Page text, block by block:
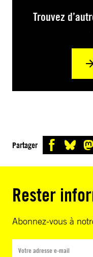
Trouvez
Partager
Rester
Abonnez-vous à